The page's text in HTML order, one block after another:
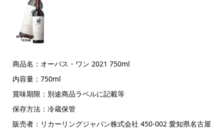
商品名：オーパス・ワン 2021 750ml
内容量：750ml
賞味期限：別途商品ラベルに記載等
保存方法：冷蔵保管
販売者：リカーリングジャパン株式会社 450-002 愛知県名古屋